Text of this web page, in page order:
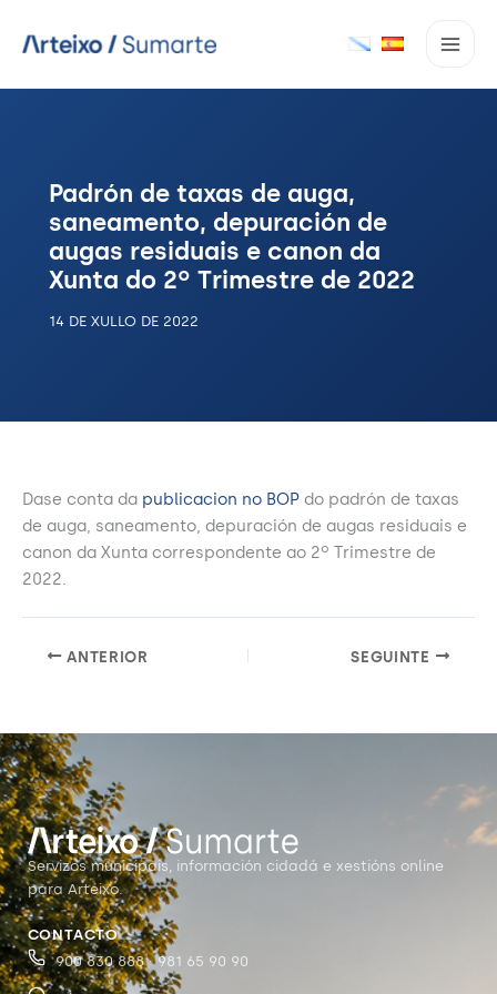
Padrón de taxas de auga,
saneamento, depuración de
augas residuais e canon da
Xunta do 2º Trimestre de 2022
14 DE XULLO DE 2022
Dase conta da publicacion no BOP do padrón de taxas
de auga, saneamento, depuración de augas residuais e
canon da Xunta correspondente ao 2º Trimestre de
2022.
ANTERIOR SEGUINTE
Servizos municipais, información cidadá e xestións online
para Arteixo.
CONTACTO
900 830 888 · 981 65 90 90